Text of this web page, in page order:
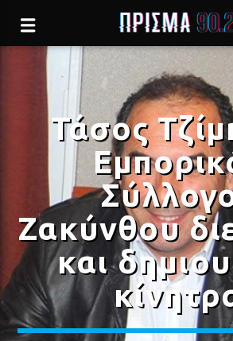
Current track
ΝΑ ΖΗΣΩ Η ΝΑ ΠΕΘΑΝΩ
Τάσος
Ζακύνθου
και